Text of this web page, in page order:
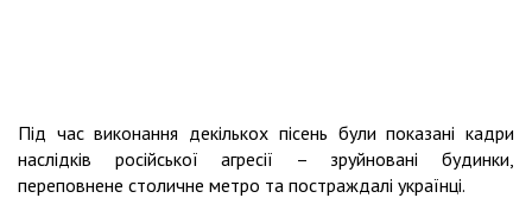
Під час виконання декількох пісень були показані кадри
наслідків російської агресії – зруйновані будинки,
переповнене столичне метро та постраждалі українці.